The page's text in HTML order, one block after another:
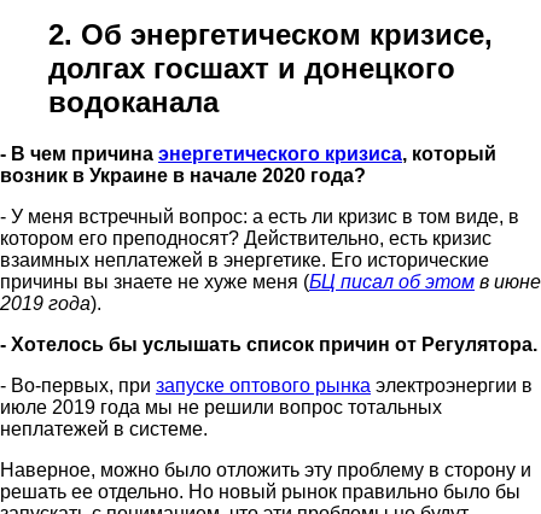
2. Об энергетическом кризисе,
долгах госшахт и донецкого
водоканала
- В чем причина энергетического кризиса, который
возник в Украине в начале 2020 года?
- У меня встречный вопрос: а есть ли кризис в том виде, в
котором его преподносят? Действительно, есть кризис
взаимных неплатежей в энергетике. Его исторические
причины вы знаете не хуже меня (БЦ писал об этом в июне
2019 года).
- Хотелось бы услышать список причин от Регулятора.
- Во-первых, при запуске оптового рынка электроэнергии в
июле 2019 года мы не решили вопрос тотальных
неплатежей в системе.
Наверное, можно было отложить эту проблему в сторону и
решать ее отдельно. Но новый рынок правильно было бы